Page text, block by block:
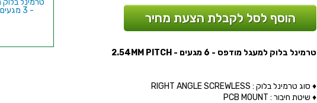
הוסף לסל לקבלת הצעת מחיר
טרמינל בלוק למעגל מודפס - 6 מגעים - 2.54MM PITCH
♦ סוג טרמינל בלוק : RIGHT ANGLE SCREWLESS
♦ שיטת חיבור : PCB MOUNT